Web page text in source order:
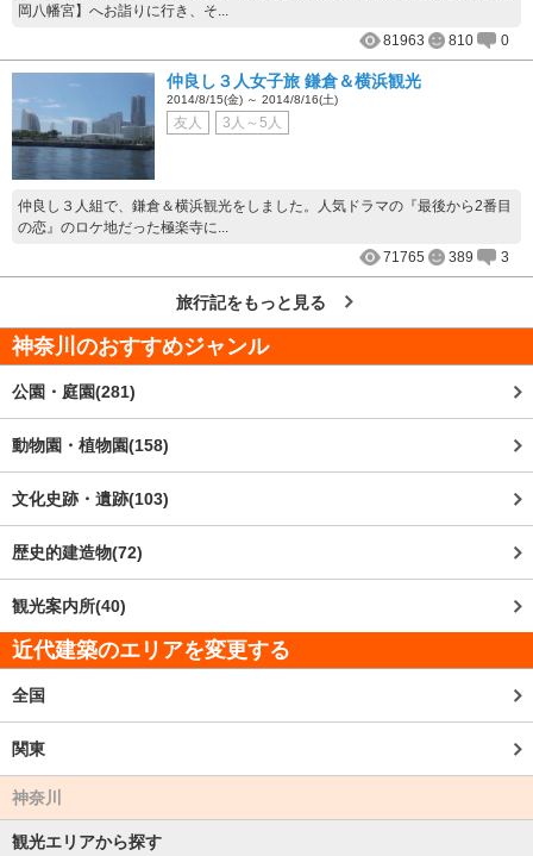
岡八幡宮】へお詣りに行き、そ...
81963
810 0
仲良し３人女子旅 鎌倉＆横浜観光
2014/8/15(金) ～ 2014/8/16(土)
友人 3人～5人
仲良し３人組で、鎌倉＆横浜観光をしました。人気ドラマの『最後から2番目
の恋』のロケ地だった極楽寺に...
71765
389 3
旅行記をもっと見る
神奈川 のおすすめジャンル
公園・庭園(281)
動物園・植物園(158)
文化史跡・遺跡(103)
歴史的建造物(72)
観光案内所(40)
近代建築のエリアを変更する
全国
関東
神奈川
観光エリアから探す